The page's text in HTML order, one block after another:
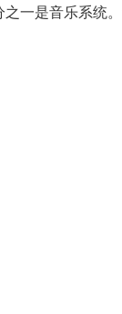
一是音乐系统